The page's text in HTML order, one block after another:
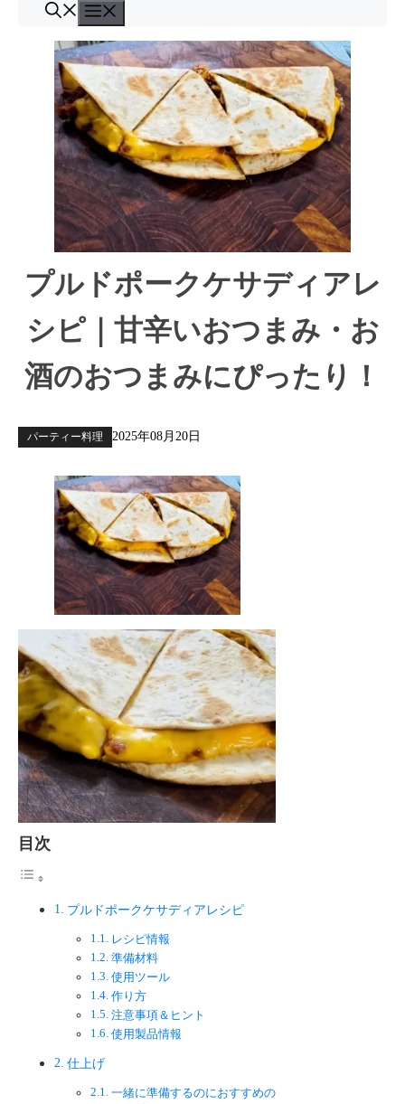
ュ
ー
プルドポークケサディアレ
シピ｜甘辛いおつまみ・お
酒のおつまみにぴったり！
パーティー料理 2025年08月20日
目次
プルドポークケサディアレシピ
レシピ情報
準備材料
使用ツール
作り方
注意事項＆ヒント
使用製品情報
仕上げ
一緒に準備するのにおすすめの